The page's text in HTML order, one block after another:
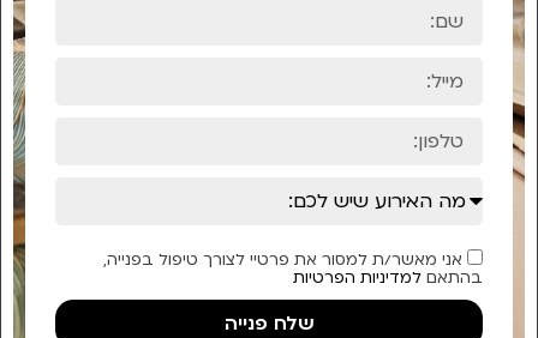
אני מאשר/ת למסור את פרטיי לצורך טיפול בפנייה,
בהתאם למדיניות הפרטיות
שלח פנייה